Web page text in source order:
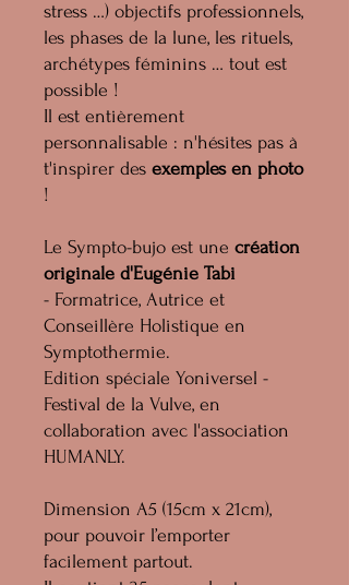
stress …) objectifs professionnels,
les phases de la lune, les rituels,
archétypes féminins … tout est
possible !
Il est entièrement
personnalisable : n'hésites pas à
t'inspirer des exemples en photo
!
Le Sympto-bujo est une création
originale d'Eugénie Tabi
- Formatrice, Autrice et
Conseillère Holistique en
Symptothermie.
Edition spéciale Yoniversel -
Festival de la Vulve, en
collaboration avec l'association
HUMANLY.
Dimension A5 (15cm x 21cm),
pour pouvoir l’emporter
facilement partout.